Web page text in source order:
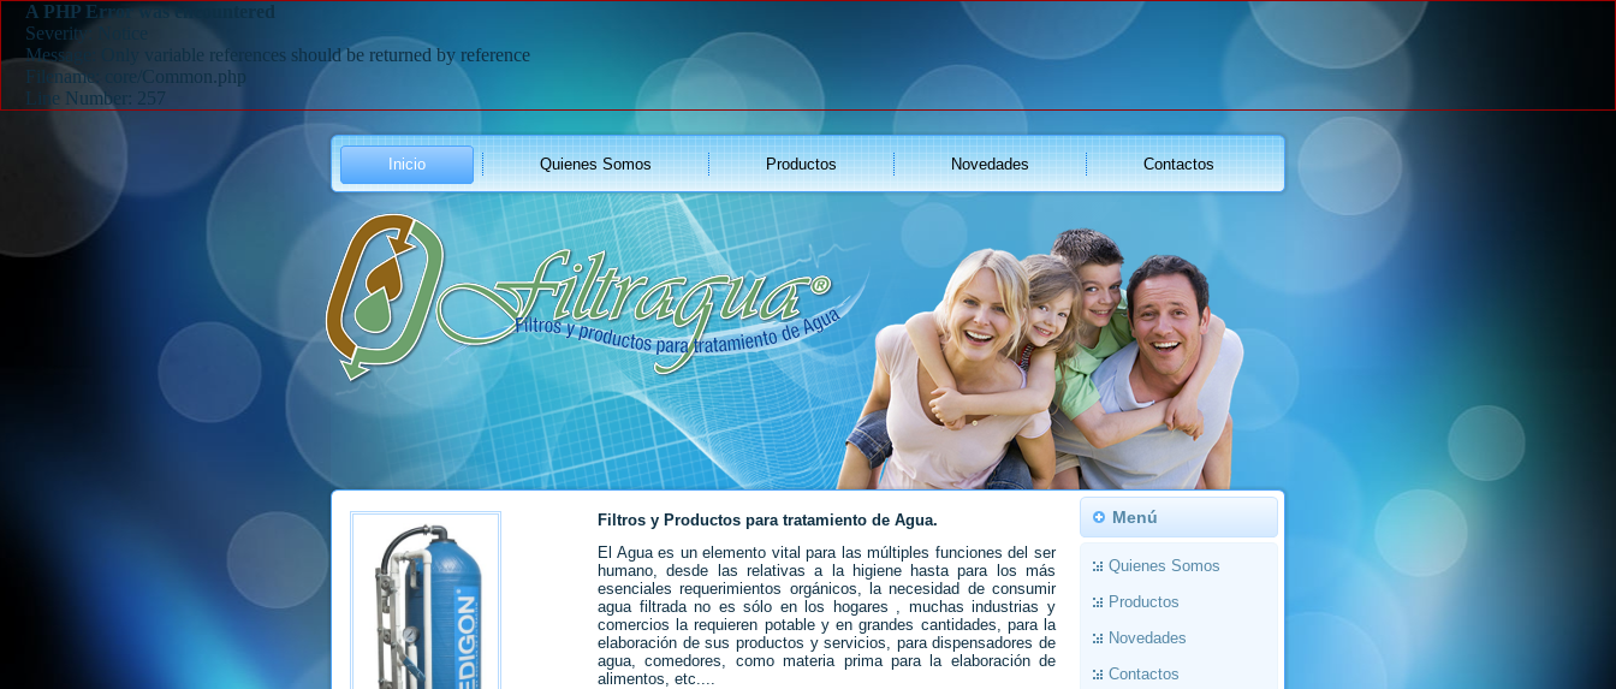
A PHP Error was encountered
Severity: Notice
Message: Only variable references should be returned by reference
Filename: core/Common.php
Line Number: 257
Inicio Quienes Somos Productos Novedades Contactos
Filtros y Productos para tratamiento de Agua.
El Agua es un elemento vital para las múltiples funciones del ser
humano, desde las relativas a la higiene hasta para los más
esenciales requerimientos orgánicos, la necesidad de consumir
agua filtrada no es sólo en los hogares , muchas industrias y
comercios la requieren potable y en grandes cantidades, para la
elaboración de sus productos y servicios, para dispensadores de
agua, comedores, como materia prima para la elaboración de
alimentos, etc....
Menú
Quienes Somos
Productos
Novedades
Contactos